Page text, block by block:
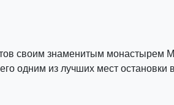
своим знаменитым монастырем
одним из лучших мест остановки